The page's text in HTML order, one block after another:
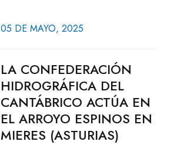
05 DE MAYO, 2025
LA CONFEDERACIÓN
HIDROGRÁFICA DEL
CANTÁBRICO ACTÚA EN
EL ARROYO ESPINOS EN
MIERES (ASTURIAS)